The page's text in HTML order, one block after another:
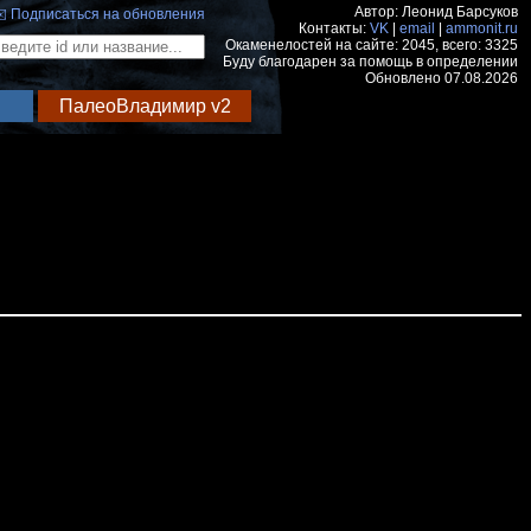
Подписаться на обновления
Автор: Леонид Барсуков
Контакты: VK email
ammonit.ru
Окаменелостей на сайте: 2045, всего: 3325
Буду благодарен за помощь в определении
Обновлено 07.08.2026
ПалеоВладимир v2